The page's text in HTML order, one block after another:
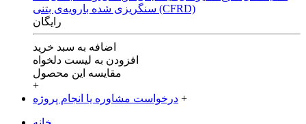
سنگریزی‌ شده با‌رویه‌ی‌ بتنی‌ (CFRD)
رایگان
اضافه به سبد خرید
افزودن به لیست دلخواه
مقایسه این محصول
+
درخواست مشاوره یا انجام پروژه +